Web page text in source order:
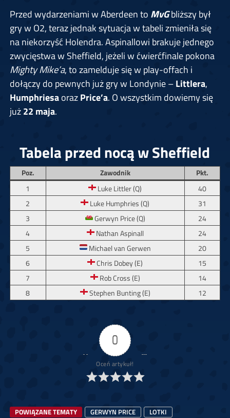
Przed wydarzeniami w Aberdeen to MvGbliższy był
gry w O2, teraz jednak sytuacja w tabeli zmieniła się
na niekorzyść Holendra. Aspinallowi brakuje jednego
zwycięstwa w Sheffield, jeżeli w ćwierćfinale pokona
Mighty Mike’a, to zamelduje się w play-offach i
dołączy do pewnych już gry w Londynie –Littlera,
HumphriesaorazPrice’a. O wszystkim dowiemy się
już22 maja.
Tabela przed nocą w Sheffield
Poz. Zawodnik
Pkt.
1
Luke Littler (Q)
40
2
Luke Humphries (Q)
31
3
Gerwyn Price (Q)
24
4
Nathan Aspinall
24
5
Michael van Gerwen
20
6
Chris Dobey (E)
15
7
Rob Cross (E)
14
8
Stephen Bunting (E) 12
0
Oceń artykuł!
POWIĄZANE TEMATY GERWYN PRICE
LOTKI